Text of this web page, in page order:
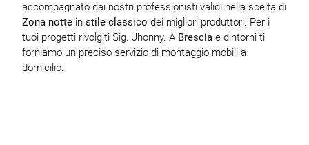
accompagnato dai nostri professionisti validi nella scelta di
Zona nottein stile classico dei migliori produttori. Per i
tuoi progetti rivolgiti Sig. Jhonny. A Bresciae dintorni ti
forniamo un preciso servizio di montaggio mobili a
domicilio.